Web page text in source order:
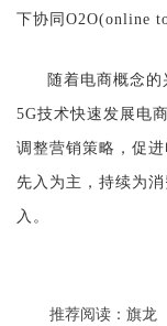
下协同O2O(online
随着电商概念
5G技术快速发展电
调整营销策略，促
先入为主，持续为
入。
推荐阅读： 旗龙